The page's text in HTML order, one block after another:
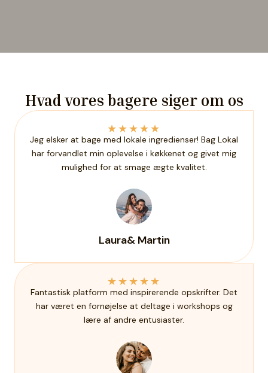
Hvad vores bagere siger om os
★★★★★
Jeg elsker at bage med lokale ingredienser! Bag Lokal
har forvandlet min oplevelse i køkkenet og givet mig
mulighed for at smage ægte kvalitet.
Laura& Martin
★★★★★
Fantastisk platform med inspirerende opskrifter. Det
har været en fornøjelse at deltage i workshops og
lære af andre entusiaster.